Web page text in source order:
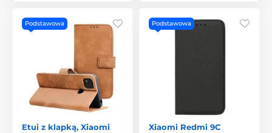
Podstawowa
Etui z klapką, Xiaomi
Podstawowa
Xiaomi Redmi 9C